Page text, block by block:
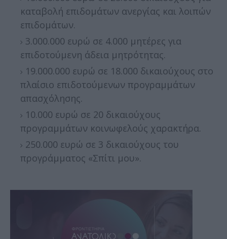
καταβολή επιδομάτων ανεργίας και λοιπών
επιδομάτων.
3.000.000 ευρώ σε 4.000 μητέρες για
επιδοτούμενη άδεια μητρότητας.
19.000.000 ευρώ σε 18.000 δικαιούχους στο
πλαίσιο επιδοτούμενων προγραμμάτων
απασχόλησης.
10.000 ευρώ σε 20 δικαιούχους
προγραμμάτων κοινωφελούς χαρακτήρα.
250.000 ευρώ σε 3 δικαιούχους του
προγράμματος «Σπίτι μου».